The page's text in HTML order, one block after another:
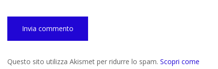
Questo sito utilizza Akismet per ridurre lo spam. Scopri come